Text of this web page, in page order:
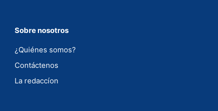
Sobre nosotros
¿Quiénes somos?
Contáctenos
La redaccíon